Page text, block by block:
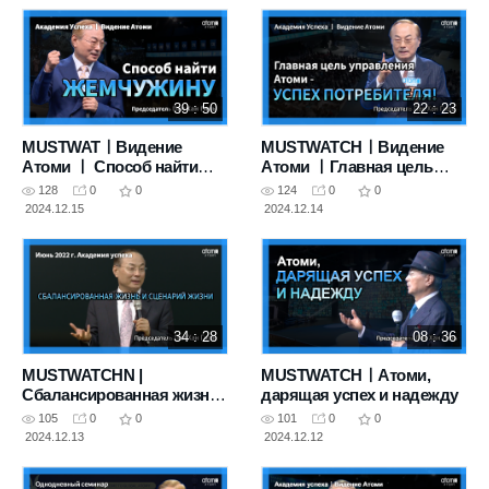
39 : 50
MUSTWATㅣВидение
Атоми ㅣ Способ найти
жемчужину
128 0
0
2024.12.15
22 : 23
MUSTWATCHㅣВидение
Атоми ㅣГлавная цель
управления Атоми - успех
потребителя!
124 0
0
2024.12.14
34 : 28
MUSTWATCHN |
Сбалансированная жизнь
и сценарий жизни : Июнь
2022 г.(20120511)
105 0
0
2024.12.13
08 : 36
MUSTWATCHㅣАтоми,
дарящая успех и надежду
101 0
0
2024.12.12